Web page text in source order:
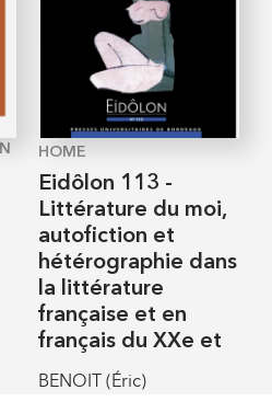
HOME
Eidôlon 113 -
Littérature du moi,
autofiction et
hétérographie dans
la littérature
française et en
français du XXe et
BENOIT (Éric)